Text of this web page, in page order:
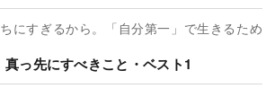
にすぎるから。「自分第一」で生きるため
真っ先にすべきこと・ベスト1